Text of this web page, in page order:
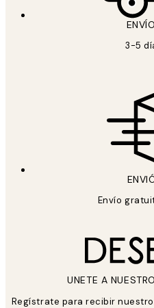
3-5
Envío
UNETE A
Regístrate para recibir